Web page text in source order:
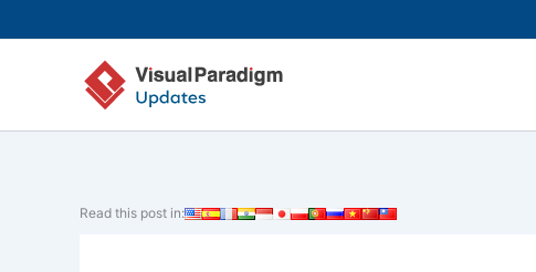
Inhalt
Read this post in: